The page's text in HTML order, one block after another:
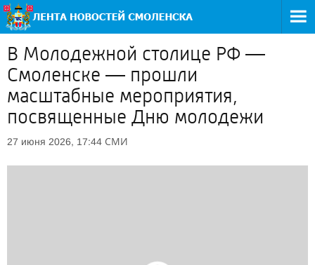
В Молодежной столице РФ —
Смоленске — прошли
масштабные мероприятия,
посвященные Дню молодежи
27 июня 2026, 17:44 СМИ